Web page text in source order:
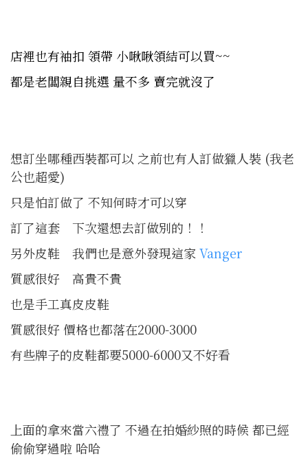
店裡也有袖扣 領帶 小啾啾領結可以買~~
都是老闆親自挑選 量不多 賣完就沒了
想訂坐哪種西裝都可以 之前也有人訂做獵人裝 (我老
公也超愛)
只是怕訂做了 不知何時才可以穿
訂了這套 下次還想去訂做別的！！
另外皮鞋 我們也是意外發現這家Vanger
質感很好 高貴不貴
也是手工真皮皮鞋
質感很好 價格也都落在2000-3000
有些牌子的皮鞋都要5000-6000又不好看
上面的拿來當六禮了 不過在拍婚紗照的時候 都已經
偷偷穿過啦 哈哈